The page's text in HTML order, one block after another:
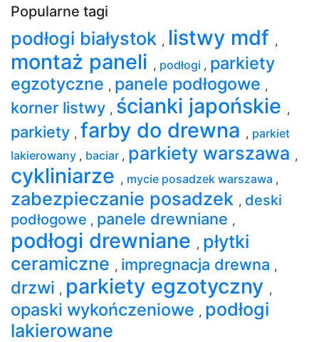
Popularne tagi
podłogi białystok , listwy mdf ,
montaż paneli , podłogi , parkiety
egzotyczne , panele podłogowe ,
korner listwy , ścianki japońskie ,
parkiety , farby do drewna , parkiet
lakierowany , baciar , parkiety warszawa ,
cykliniarze , mycie posadzek warszawa ,
zabezpieczanie posadzek , deski
podłogowe , panele drewniane ,
podłogi drewniane , płytki
ceramiczne , impregnacja drewna ,
drzwi , parkiety egzotyczny ,
opaski wykończeniowe , podłogi
lakierowane